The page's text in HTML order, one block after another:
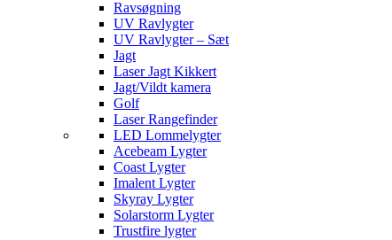
Ravsøgning
UV Ravlygter
UV Ravlygter – Sæt
Jagt
Laser Jagt Kikkert
Jagt/Vildt kamera
Golf
Laser Rangefinder
LED Lommelygter
Acebeam Lygter
Coast Lygter
Imalent Lygter
Skyray Lygter
Solarstorm Lygter
Trustfire lygter